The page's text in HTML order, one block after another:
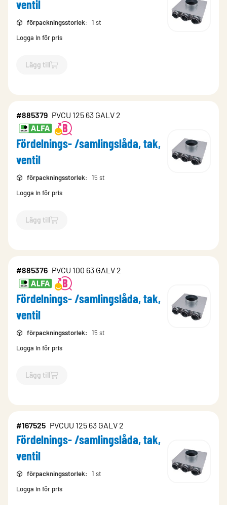
ventil
förpackningsstorlek:
1 st
Logga in för pris
Lägg till
`$Lägg till
#885379 PVCU 125 63 GALV 2
Fördelnings- /samlingslåda, tak,
ventil
förpackningsstorlek:
15 st
Logga in för pris
Lägg till
`$Lägg till
#885376 PVCU 100 63 GALV 2
Fördelnings- /samlingslåda, tak,
ventil
förpackningsstorlek:
15 st
Logga in för pris
Lägg till
`$Lägg till
#167525 PVCUU 125 63 GALV 2
Fördelnings- /samlingslåda, tak,
ventil
förpackningsstorlek:
1 st
Logga in för pris